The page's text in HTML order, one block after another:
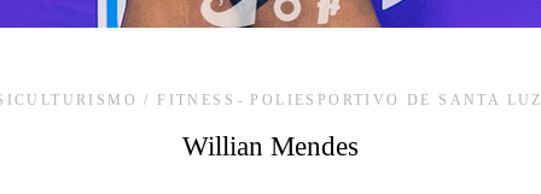
/ FITNESS POLIESPORTIVO DE SANTA
Willian Mendes